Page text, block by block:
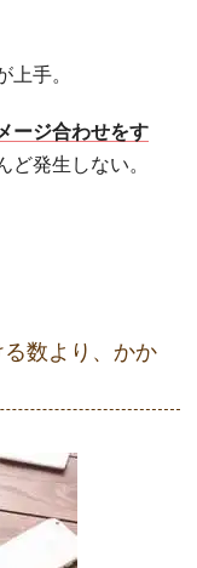
上手。
ージ合わせをす
ど発生しない。
数より、かか